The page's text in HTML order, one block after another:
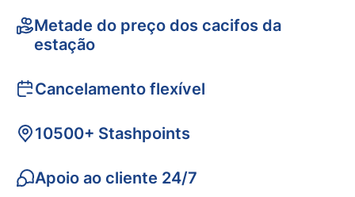
Metade do preço dos cacifos da
estação
Cancelamento flexível
10500+ Stashpoints
Apoio ao cliente 24/7